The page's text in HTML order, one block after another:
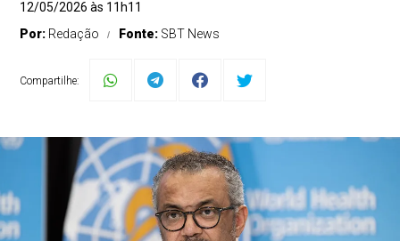
12/05/2026 às 11h11
Por: Redação Fonte: SBT News
Compartilhe: